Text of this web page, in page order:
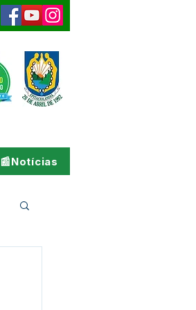
📰Notícias